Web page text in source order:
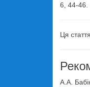
6, 44-46.
Ця
А.А.